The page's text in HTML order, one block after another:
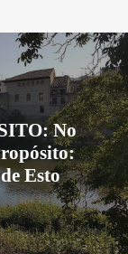
No
Esto